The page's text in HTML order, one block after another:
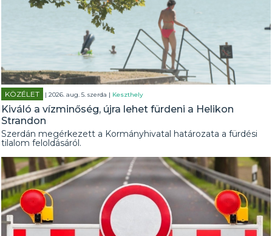
KÖZÉLET | 2026. aug. 5. szerda | Keszthely
Kiváló a vízminőség, újra lehet fürdeni a Helikon
Strandon
Szerdán megérkezett a Kormányhivatal határozata a fürdési
tilalom feloldásáról.